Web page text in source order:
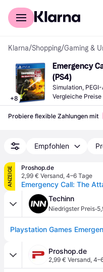
Für Shopper
Klarna/Shopping/Gaming &
+8
Emergency
(PS4)
Simulation,
Vergleiche Preise
Probiere flexible Zahlungen mit
Empfohlen
ANZEIGE
Proshop.de
2,99 € Versand, 4–6 Tage
Techinn
Niedrigster Preis·
Proshop.de
2,99 € Versand,